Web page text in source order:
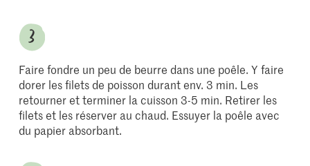
Faire fondre un peu de beurre dans une poêle. Y faire
dorer les filets de poisson durant env. 3 min. Les
retourner et terminer la cuisson 3-5 min. Retirer les
filets et les réserver au chaud. Essuyer la poêle avec
du papier absorbant.